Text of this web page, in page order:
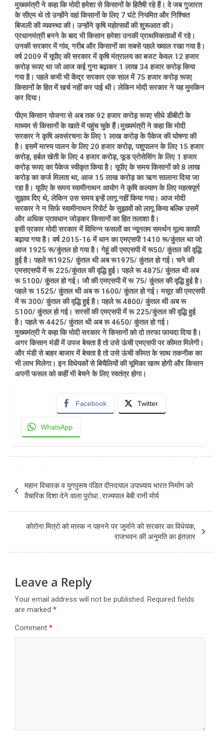
मुख्यमंत्री ने कहा कि मोदी हमेशा से किसानों के हितैषी रहे हैं। वे जब गुजारत
के सीएम थे तो उन्होंने वहां किसानों के लिए 7 घंटे नियमित और निश्चित
बिजली की व्यवस्था की। उन्होंने कृषि महोत्सवों की शुरूआत की।
प्रधानमंत्री बनने के बाद भी किसान हमेशा उनकी प्राथमिकताओं में रहे।
उनकी सरकार में गांव, गरीब और किसानों का सबसे पहले ख्याल रखा गया है।
वर्ष 2009 में यूपीए की सरकार में कृषि मंत्रालय का बजट केवल 12 हजार
करोड़ रूपए था जो आज कई गुना बढ़ाकर 1 लाख 34 हजार करोड़ किया
गया है। पहले कभी भी केंद्र सरकार एक साल में 75 हजार करोड़ रूपए
किसानों के हित में खर्च नहीं कर पाई थी। लेकिन मोदी सरकार ने यह मुमकिन
कर दिया।
पीएम किसान योजना से अब तक 92 हजार करोड़ रूपए सीधे डीबीटी के
माध्यम से किसानों के खाते में पहुंच चुके हैं।मुख्यमंत्री ने कहा कि मोदी
सरकार ने कृषि अवसंरचना के लिए 1 लाख करोड़ के पैकेज की घोषणा की
है। इसमें मत्स्य पालन के लिए 20 हजार करोड़, पशुपालन के लिए 15 हजार
करोड़, हर्बल खेती के लिए 4 हजार करोड़, फूड प्रोसेसिंग के लिए 1 हजार
करोड़ रूपए का पैकेज स्वीकृत किया है। यूपीए के समय किसानों को 8 लाख
करोड़ का कर्ज मिलता था, आज 15 लाख करोड़ का ऋण सालाना दिया जा
रहा है। यूपीए के समय स्वामीनाथन आयोग ने कृषि कल्याण के लिए महत्वपूर्ण
सुझाव दिए थे, लेकिन उस समय इन्हें लागू नहीं किया गया। आज मोदी
सरकार ने न सिर्फ स्वामीनाथन रिपोर्ट के सुझावों को लागू किया बल्कि उसमें
और अधिक प्रावधान जोड़कर किसानों का हित तलाशा है।
इसी प्रकार मोदी सरकार में विभिन्न फसलों का न्यूनतम समर्थन मूल्य काफी
बढ़ाया गया है। वर्ष 2015-16 में धान का एमएसपी 1410 रू/कुंतल था जो
आज 1925 रू/कुंतल हो गया है। गेहूं की एमएसपी में रू50/ कुंतल की वृद्धि
हुई है। पहले रू1925/ कुंतल थी अब रू1975/ कुंतल हो गई। चने की
एमसएसपी में रू 225/कुंतल की वृद्धि हुई। पहले रू 4875/ कुंतल थी अब
रू 5100/ कुंतल हो गई। जौ की एमएसपी में रू 75/ कुंतल की वृद्धि हुई है।
पहले रू 1525/ कुंतल थी अब रू 1600/ कुंतल हो गई। मसूर की एमएसपी
में रू 300/ कुंतल की वृद्धि हुई है। पहले रू 4800/ कुंतल थी अब रू
5100/ कुंतल हो गई। सरसों की एमएसपी में रू 225/कुंतल की वृद्धि हुई
है। पहले रू 4425/ कुंतल थी अब रू 4650/ कुंतल हो गई।
मुख्यमंत्री ने कहा कि मोदी सरकार ने किसानों को दो तरफा फायदा दिया है।
अगर किसान मंडी में उपज बेचता है तो उसे ऊंची एमएसपी पर कीमत मिलेगी।
और मंडी से बाहर बाजार में बेचता है तो उसे ऊंची कीमत के साथ तकनीक का
भी लाभ मिलेगा। इन विधेयकों से बिचैलियों की भूमिका खत्म होगी और किसान
अपनी फसल को कहीं भी बेचने के लिए स्वतंत्र होगा।
Facebook Twitter
WhatsApp
navigation
महान विचारक व युगपुरूष पंडित दीनदयाल उपाध्याय भारत निर्माण को
वैचारिक दिशा देने वाला पुरोधा…राज्यपाल बेबी रानी मोर्य
कोरोना मित्रो को मास्क न पहनने पर जुर्माने को सरकार का विधेयक,
राजभवन की अनुमति का इंतज़ार
Leave a Reply
Your email address will not be published. Required fields
are marked *
Comment *